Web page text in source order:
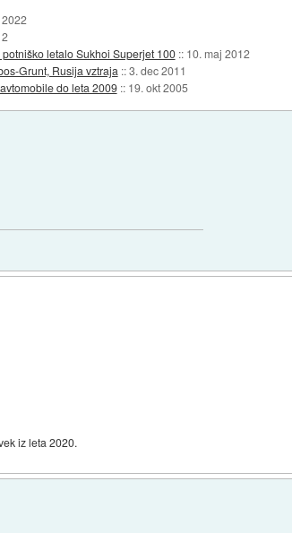
letalo Sukhoi Superjet 100 :: 10. maj 2012
Grunt, Rusija vztraja ::3. dec 2011
do leta 2009 :: 19. okt 2005
iz leta 2020.